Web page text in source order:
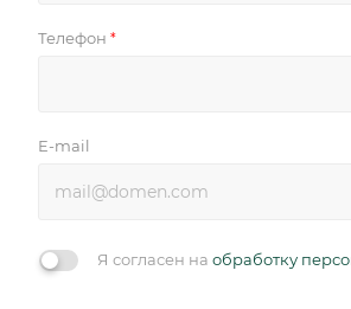
Телефон *
E-mail
Я согласен на обработку